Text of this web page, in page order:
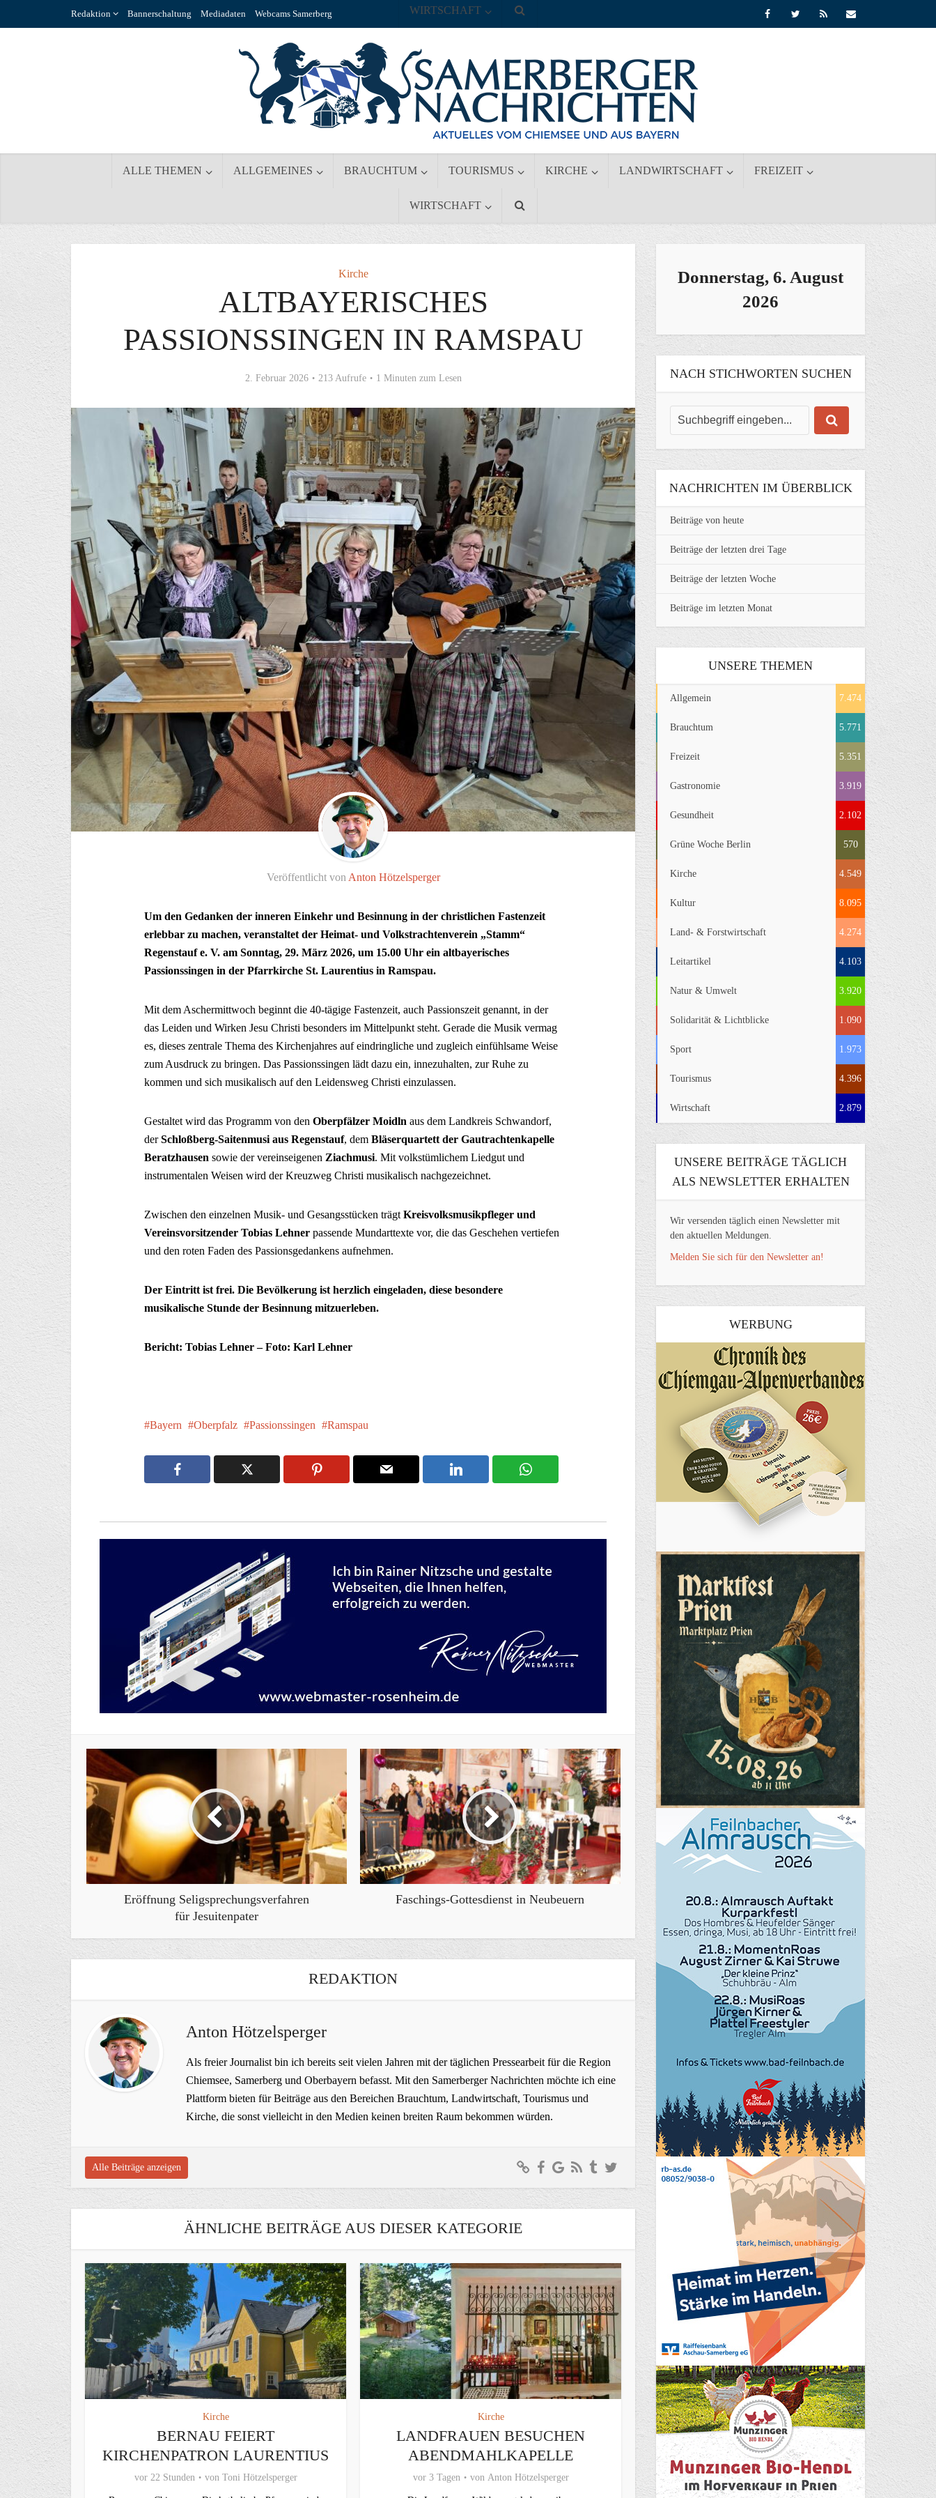
Redaktion Bannerschaltung Mediadaten Webcams Samerberg
ALLE THEMEN ALLGEMEINES BRAUCHTUM TOURISMUS KIRCHE LANDWIRTSCHAFT FREIZEIT
WIRTSCHAFT
WIRTSCHAFT
Kirche
ALTBAYERISCHES
PASSIONSSINGEN IN RAMSPAU
2. Februar 2026 213 Aufrufe 1 Minuten zum Lesen
Veröffentlicht von Anton Hötzelsperger
Um den Gedanken der inneren Einkehr und Besinnung in der christlichen Fastenzeit
erlebbar zu machen, veranstaltet der Heimat- und Volkstrachtenverein „Stamm“
Regenstauf e. V. am Sonntag, 29. März 2026, um 15.00 Uhr ein altbayerisches
Passionssingen in der Pfarrkirche St. Laurentius in Ramspau.
Mit dem Aschermittwoch beginnt die 40-tägige Fastenzeit, auch Passionszeit genannt, in der
das Leiden und Wirken Jesu Christi besonders im Mittelpunkt steht. Gerade die Musik vermag
es, dieses zentrale Thema des Kirchenjahres auf eindringliche und zugleich einfühlsame Weise
zum Ausdruck zu bringen. Das Passionssingen lädt dazu ein, innezuhalten, zur Ruhe zu
kommen und sich musikalisch auf den Leidensweg Christi einzulassen.
Gestaltet wird das Programm von den Oberpfälzer Moidln aus dem Landkreis Schwandorf,
derSchloßberg-Saitenmusi aus Regenstauf, dem Bläserquartett der Gautrachtenkapelle
Beratzhausen sowie der vereinseigenen Ziachmusi. Mit volkstümlichem Liedgut und
instrumentalen Weisen wird der Kreuzweg Christi musikalisch nachgezeichnet.
Zwischen den einzelnen Musik- und Gesangsstücken trägt Kreisvolksmusikpfleger und
Vereinsvorsitzender Tobias Lehner passende Mundarttexte vor, die das Geschehen vertiefen
und den roten Faden des Passionsgedankens aufnehmen.
Der Eintritt ist frei. Die Bevölkerung ist herzlich eingeladen, diese besondere
musikalische Stunde der Besinnung mitzuerleben.
Bericht: Tobias Lehner – Foto: Karl Lehner
Bayern Oberpfalz Passionssingen Ramspau
Eröffnung Seligsprechungsverfahren
für Jesuitenpater
Faschings-Gottesdienst in Neubeuern
REDAKTION
Anton Hötzelsperger
Als freier Journalist bin ich bereits seit vielen Jahren mit der täglichen Pressearbeit für die Region
Chiemsee, Samerberg und Oberbayern befasst. Mit den Samerberger Nachrichten möchte ich eine
Plattform bieten für Beiträge aus den Bereichen Brauchtum, Landwirtschaft, Tourismus und
Kirche, die sonst vielleicht in den Medien keinen breiten Raum bekommen würden.
Alle Beiträge anzeigen
ÄHNLICHE BEITRÄGE AUS DIESER KATEGORIE
Kirche
BERNAU FEIERT
KIRCHENPATRON LAURENTIUS
vor 22 Stunden von Toni Hötzelsperger
Kirche
LANDFRAUEN BESUCHEN
ABENDMAHLKAPELLE
vor 3 Tagen von Anton Hötzelsperger
Donnerstag, 6. August
2026
NACH STICHWORTEN SUCHEN
NACHRICHTEN IM ÜBERBLICK
Beiträge von heute
Beiträge der letzten drei Tage
Beiträge der letzten Woche
Beiträge im letzten Monat
UNSERE THEMEN
Allgemein 7.474
Brauchtum 5.771
Freizeit 5.351
Gastronomie 3.919
Gesundheit 2.102
Grüne Woche Berlin 570
Kirche 4.549
Kultur 8.095
Land- & Forstwirtschaft 4.274
Leitartikel 4.103
Natur & Umwelt 3.920
Solidarität & Lichtblicke 1.090
Sport 1.973
Tourismus 4.396
Wirtschaft 2.879
UNSERE BEITRÄGE TÄGLICH
ALS NEWSLETTER ERHALTEN
Wir versenden täglich einen Newsletter mit
den aktuellen Meldungen.
Melden Sie sich für den Newsletter an!
WERBUNG